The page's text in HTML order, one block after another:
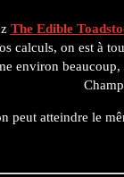
The Edible
calculs, on est à
environ
peut atteindre le